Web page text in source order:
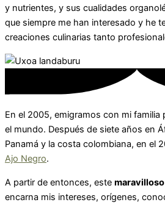
y nutrientes, y sus cualidades
que siempre me han interesado y he
creaciones culinarias tanto
En el 2005, emigramos con mi familia
el mundo. Después de siete años en
Panamá y la costa colombiana, en el
Ajo Negro.
A partir de entonces, este
encarna mis intereses, orígenes,